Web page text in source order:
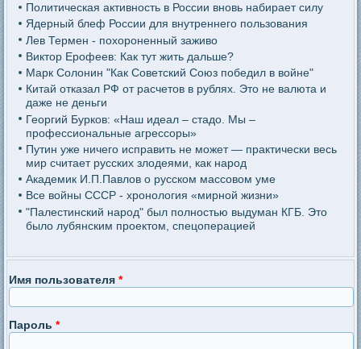
Политическая активность в России вновь набирает силу
Ядерный блеф России для внутреннего пользования
Лев Термен - похороненный заживо
Виктор Ерофеев: Как тут жить дальше?
Марк Солонин "Как Советский Союз победил в войне"
Китай отказал РФ от расчетов в рублях. Это не валюта и
даже не деньги
Георгий Бурков: «Наш идеал – стадо. Мы –
профессиональные агрессоры»
Путин уже ничего исправить не может — практически весь
мир считает русских злодеями, как народ
Академик И.П.Павлов о русском массовом уме
Все войны СССР - хронология «мирной жизни»
"Палестинский народ" был полностью выдуман КГБ. Это
было лубянским проектом, спецоперацией
Имя пользователя*
Пароль*